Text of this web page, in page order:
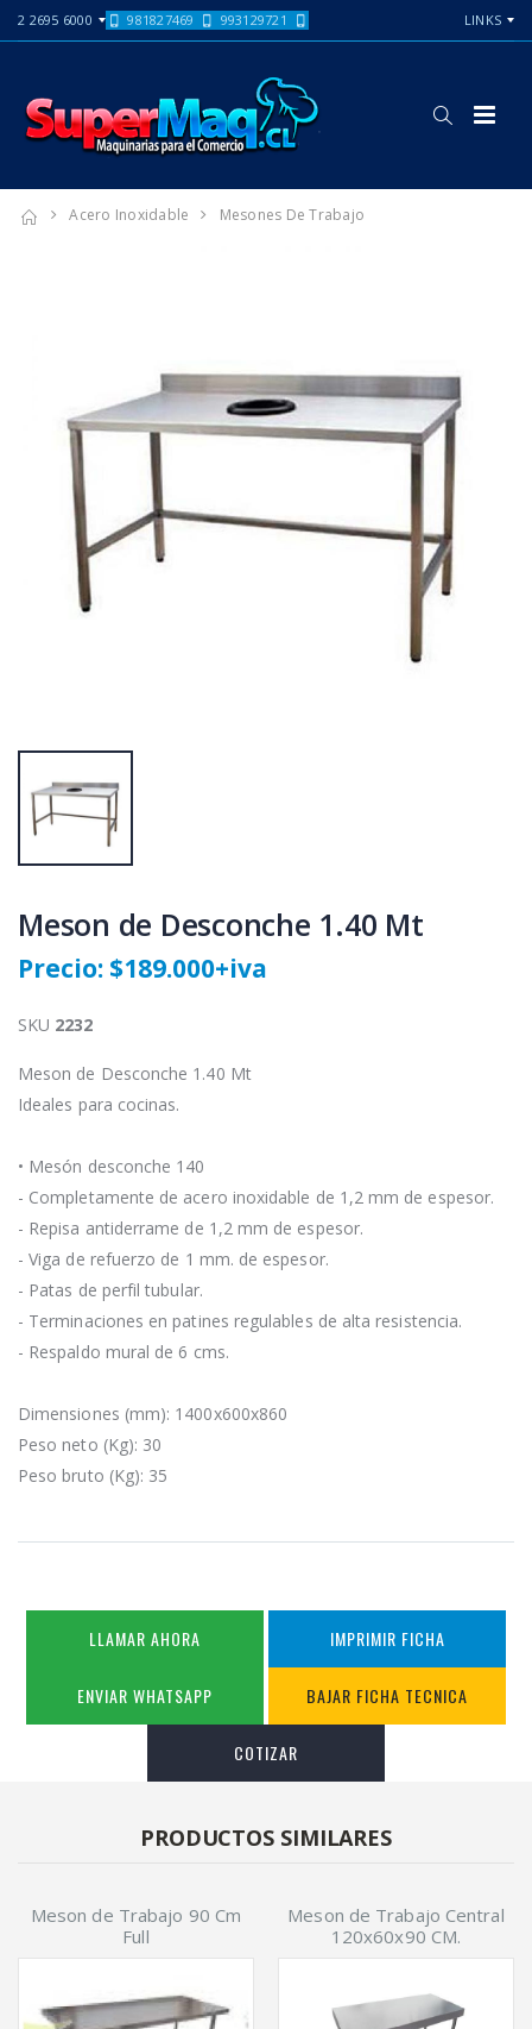
2 2695 6000 981827469 993129721 LINKS
Acero Inoxidable Mesones De Trabajo
Meson de Desconche 1.40 Mt
Precio: $189.000+iva
SKU 2232
Meson de Desconche 1.40 Mt
Ideales para cocinas.
• Mesón desconche 140
- Completamente de acero inoxidable de 1,2 mm de espesor.
- Repisa antiderrame de 1,2 mm de espesor.
- Viga de refuerzo de 1 mm. de espesor.
- Patas de perfil tubular.
- Terminaciones en patines regulables de alta resistencia.
- Respaldo mural de 6 cms.
Dimensiones (mm): 1400x600x860
Peso neto (Kg): 30
Peso bruto (Kg): 35
LLAMAR AHORA IMPRIMIR FICHA
ENVIAR WHATSAPP BAJAR FICHA TECNICA
COTIZAR
PRODUCTOS SIMILARES
Meson de Trabajo 90 Cm
Full
Meson de Trabajo Central
120x60x90 CM.